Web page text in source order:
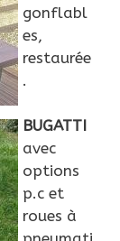
gonflabl
es,
restaurée
.
BUGATTI
avec
options
p.c et
roues à